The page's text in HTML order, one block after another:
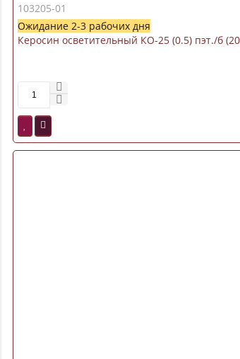
103205-01
Ожидание 2-3 рабочих дня
Керосин осветительный КО-25 (0.5) пэт./б